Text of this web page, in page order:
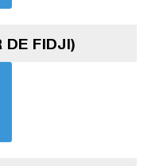
DE FIDJI)